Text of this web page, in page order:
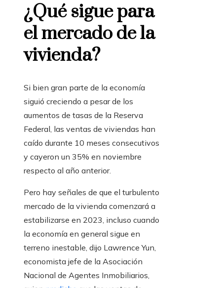
¿Qué sigue para
el mercado de la
vivienda?
Si bien gran parte de la economía
siguió creciendo a pesar de los
aumentos de tasas de la Reserva
Federal, las ventas de viviendas han
caído durante 10 meses consecutivos
y cayeron un 35% en noviembre
respecto al año anterior.
Pero hay señales de que el turbulento
mercado de la vivienda comenzará a
estabilizarse en 2023, incluso cuando
la economía en general sigue en
terreno inestable, dijo Lawrence Yun,
economista jefe de la Asociación
Nacional de Agentes Inmobiliarios,